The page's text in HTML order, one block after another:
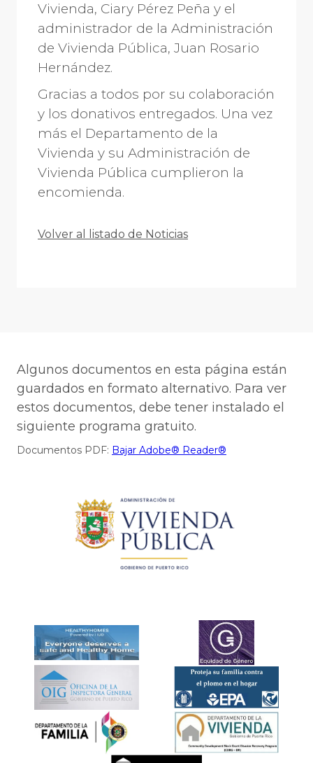
Vivienda, Ciary Pérez Peña y el
administrador de la Administración
de Vivienda Pública, Juan Rosario
Hernández.
Gracias a todos por su colaboración
y los donativos entregados. Una vez
más el Departamento de la
Vivienda y su Administración de
Vivienda Pública cumplieron la
encomienda.
Volver al listado de Noticias
Algunos documentos en esta página están
guardados en formato alternativo. Para ver
estos documentos, debe tener instalado el
siguiente programa gratuito.
Documentos PDF: Bajar Adobe® Reader®